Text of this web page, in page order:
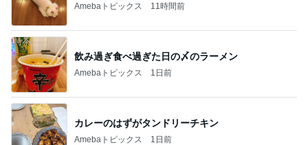
Amebaトピックス 11時間前
飲み過ぎ食べ過ぎた日の〆のラーメン
Amebaトピックス 1日前
カレーのはずがタンドリーチキン
Amebaトピックス 1日前